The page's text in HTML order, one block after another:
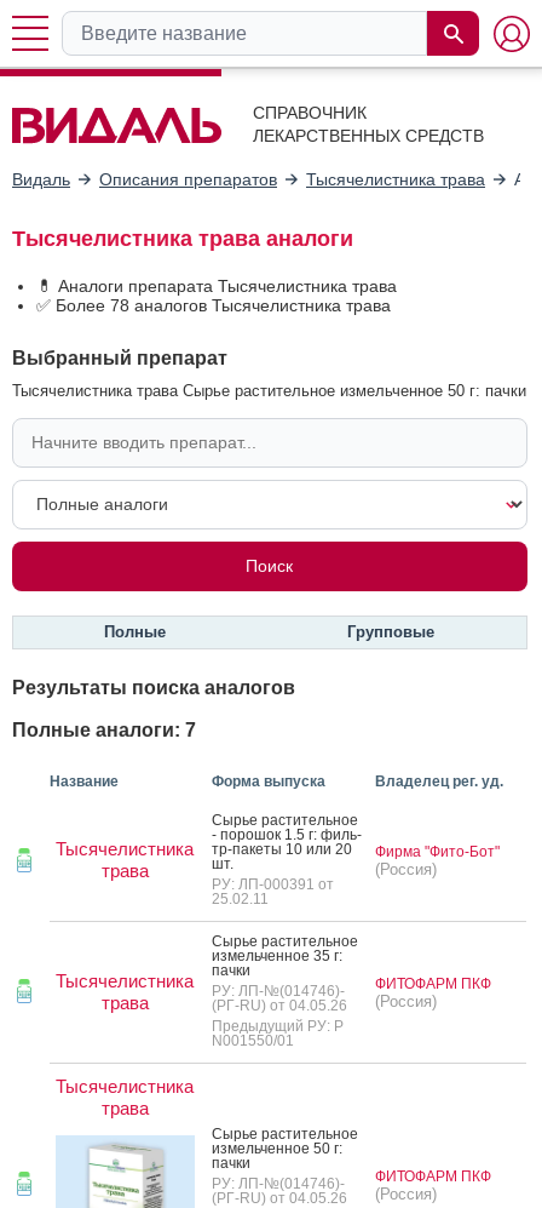
СПРАВОЧНИК
ЛЕКАРСТВЕННЫХ СРЕДСТВ
Видаль Описания препаратов Тысячелистника трава
Тысячелистника трава аналоги
💊 Аналоги препарата Тысячелистника трава
✅ Более 78 аналогов Тысячелистника трава
Выбранный препарат
Тысячелистника трава Сырье растительное измельченное 50 г: пачки
Полные Групповые
Результаты поиска аналогов
Полные аналоги: 7
Название Форма выпуска Владелец рег. уд.
Тысячелистника
трава
Сырье рас­ти­тель­ное
- по­рошок 1.5 г: филь­
тр-па­кеты 10 или 20
шт.
РУ: ЛП-000391 от
25.02.11
Фирма "Фито-Бот"
(Россия)
Тысячелистника
трава
Сырье рас­ти­тель­ное
из­мель­чен­ное 35 г:
пач­ки
РУ: ЛП-№(014746)-
(РГ-RU) от 04.05.26
Предыдущий РУ: Р
N001550/01
ФИТОФАРМ ПКФ
(Россия)
Тысячелистника
трава
Сырье рас­ти­тель­ное
из­мель­чен­ное 50 г:
пач­ки
РУ: ЛП-№(014746)-
(РГ-RU) от 04.05.26
ФИТОФАРМ ПКФ
(Россия)